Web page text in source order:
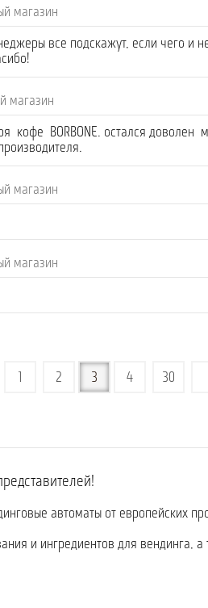
магазин
все подскажут, если чего и
магазин
кофе BORBONE. остался доволен
магазин
магазин
1 2 3 4 30
автоматы от европейских
и ингредиентов для вендинга,